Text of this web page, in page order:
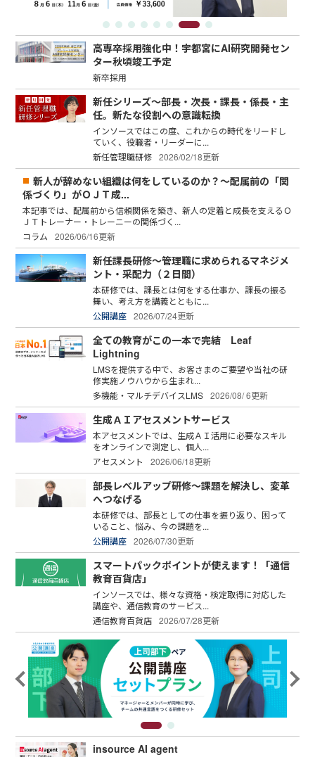
高専卒採用強化中！宇都宮にAI研究開発セン
ター秋頃竣工予定
新卒採用
新任シリーズ～部長・次長・課長・係長・主
任。新たな役割への意識転換
インソースではこの度、これからの時代をリードし
ていく、役職者・リーダーに...
新任管理職研修 2026/02/18更新
新人が辞めない組織は何をしているのか？～配属前の「関
係づくり」がＯＪＴ成...
本記事では、配属前から信頼関係を築き、新人の定着と成長を支えるＯ
ＪＴトレーナー・トレーニーの関係づく...
コラム
2026/06/16更新
新任課長研修～管理職に求められるマネジメ
ント・采配力（２日間）
本研修では、課長とは何をする仕事か、課長の振る
舞い、考え方を講義とともに...
公開講座 2026/07/24更新
全ての教育がこの一本で完結 Leaf
Lightning
LMSを提供する中で、お客さまのご要望や当社の研
修実施ノウハウから生まれ...
多機能・マルチデバイスLMS 2026/08/ 6更新
生成ＡＩアセスメントサービス
本アセスメントでは、生成ＡＩ活用に必要なスキル
をオンラインで測定し、個人...
アセスメント
2026/06/18更新
部長レベルアップ研修～課題を解決し、変革
へつなげる
本研修では、部長としての仕事を振り返り、困って
いること、悩み、今の課題を...
公開講座 2026/07/30更新
スマートパックポイントが使えます！「通信
教育百貨店」
インソースでは、様々な資格・検定取得に対応した
講座や、通信教育のサービス...
通信教育百貨店 2026/07/28更新
insource AI agent